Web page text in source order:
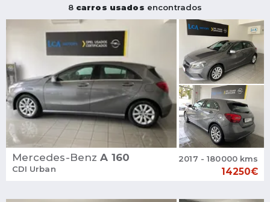
8 carros usados encontrados
Mercedes-Benz A 160
CDI Urban
2017 - 180000 kms
14250€